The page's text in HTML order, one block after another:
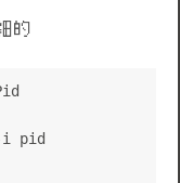
的
i pid